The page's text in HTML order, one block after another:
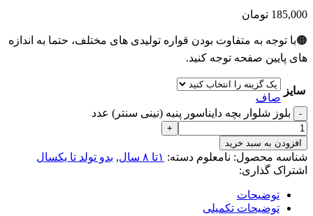
185,000 تومان
🟠با توجه به متفاوت بودن قواره تولیدی های مختلف، حتما به اندازه
های پایین صفحه توجه کنید.
سایز
صاف
بلوز شلوار بچه دایناسور پنبه (نینی سنتر) عدد
افزودن به سبد خرید
شناسه محصول: نامعلوم دسته: ۱تا ۸ سال , بدو تولد تا یکسال
اشتراک گذاری:
توضیحات
توضیحات تکمیلی